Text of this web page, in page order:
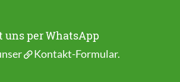
uns per WhatsApp
Kontakt-Formular.